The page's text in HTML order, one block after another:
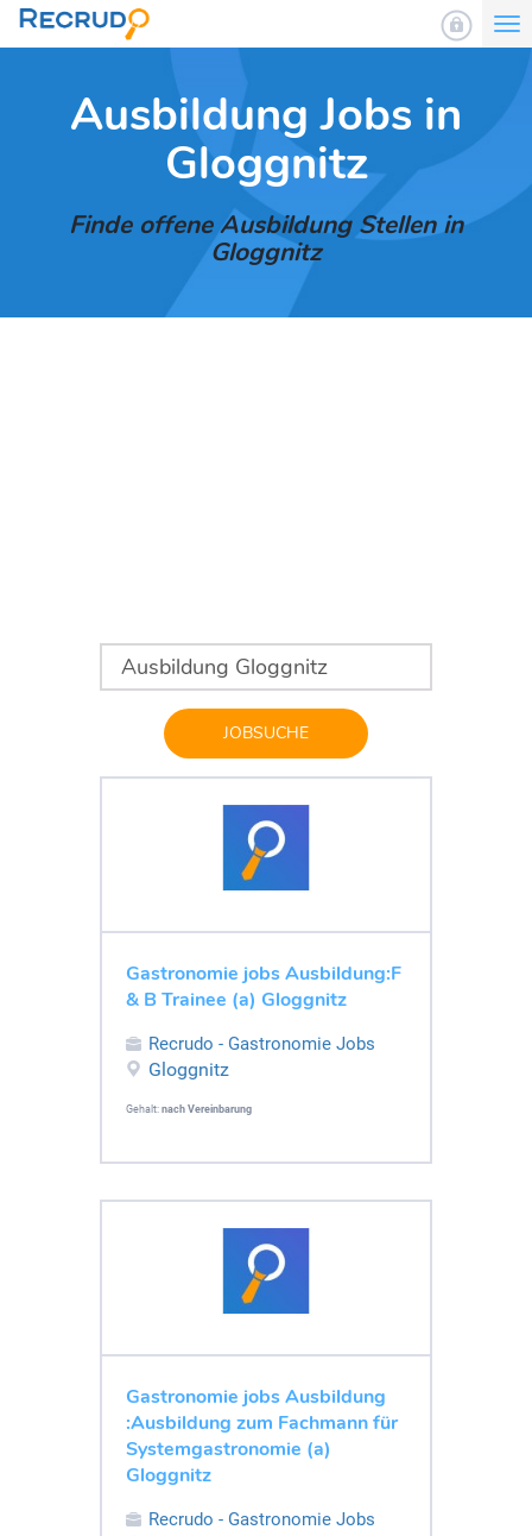
Ausbildung Jobs in
Gloggnitz
Finde offene Ausbildung Stellen in
Gloggnitz
JOBSUCHE
Gastronomie jobs Ausbildung:F
& B Trainee (a) Gloggnitz
Recrudo - Gastronomie Jobs
Gloggnitz
Gehalt: nach Vereinbarung
Gastronomie jobs Ausbildung
:Ausbildung zum Fachmann für
Systemgastronomie (a)
Gloggnitz
Recrudo - Gastronomie Jobs